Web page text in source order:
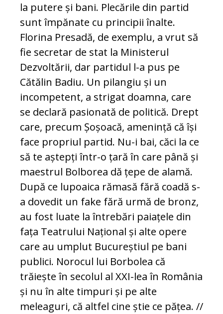
la putere și bani. Plecările din partid
sunt împănate cu principii înalte.
Florina Presadă, de exemplu, a vrut să
fie secretar de stat la Ministerul
Dezvoltării, dar partidul l-a pus pe
Cătălin Badiu. Un pilangiu și un
incompetent, a strigat doamna, care
se declară pasionată de politică. Drept
care, precum Șoșoacă, amenință că își
face propriul partid. Nu-i bai, căci la ce
să te aștepți într-o țară în care până și
maestrul Bolborea dă țepe de alamă.
După ce lupoaica rămasă fără coadă s-
a dovedit un fake fără urmă de bronz,
au fost luate la întrebări paiațele din
fața Teatrului Național și alte opere
care au umplut Bucureștiul pe bani
publici. Norocul lui Borbolea că
trăiește în secolul al XXI-lea în România
și nu în alte timpuri și pe alte
meleaguri, că altfel cine știe ce pățea. //